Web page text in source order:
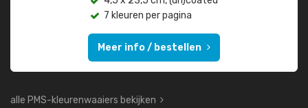
7 kleuren per pagina
Meer info / bestellen
alle PMS-kleurenwaaiers bekijken